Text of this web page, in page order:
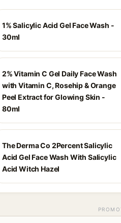
1% Salicylic Acid Gel Face Wash -
30ml
2% Vitamin C Gel Daily Face Wash
with Vitamin C, Rosehip & Orange
Peel Extract for Glowing Skin -
80ml
The Derma Co 2Percent Salicylic
Acid Gel Face Wash With Salicylic
Acid Witch Hazel